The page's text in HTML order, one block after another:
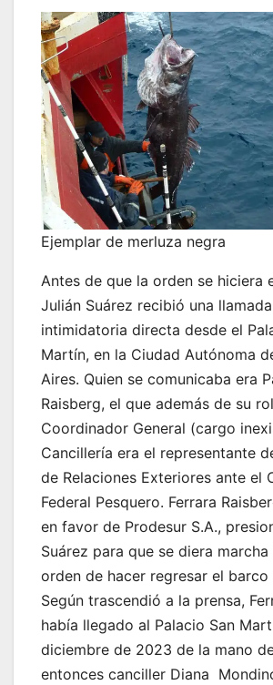
Ejemplar de merluza negra
Antes de que la orden se hiciera
Julián Suárez recibió una
intimidatoria directa desde el
Martín, en la Ciudad Autónoma
Aires. Quien se comunicaba era
Raisberg, el que además de su
Coordinador General (cargo
Cancillería era el representante
de Relaciones Exteriores ante el
Federal Pesquero. Ferrara
en favor de Prodesur S.A.,
Suárez para que se diera
orden de hacer regresar el
Según trascendió a la prensa,
había llegado al Palacio San
diciembre de 2023 de la mano
entonces canciller Diana